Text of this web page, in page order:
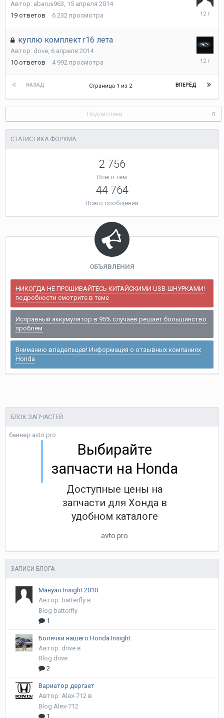
Автор: abarus963, 15 апреля 2014
19 ответов 6 232 просмотра
22
куплю комплект r16 лета
Автор: dove, 6 апреля 2014
10 ответов 4 992 просмотра
21
2014
НАЗАД ВПЕРЁД
Страница 1 из 2
Подписчики 0
СТАТИСТИКА ФОРУМА
2 756
Всего тем
44 764
Всего сообщений
ОБЪЯВЛЕНИЯ
НИКОГДА НЕ ПРОШИВАЙТЕСЬ КИТАЙСКИМИ USB-ШНУРКАМИ!
подробности смотрите в теме
Исправный аккумулятор в 95% случаев решает большинство
проблем
Вниманию владельцев! Информация о отзывных компаниях
Honda
БЛОК ЗАПЧАСТЕЙ
баннер avto.pro
Выбирайте
запчасти на Honda
Доступные цены на
запчасти для Хонда в
удобном каталоге
avto.pro
ЗАПИСИ БЛОГА
Мануал Insight 2010
Автор: batterfly в
Blog batterfly
1
Болячки нашего Honda Insight
Автор: drive в
Blog drive
2
Вариатор дергает
Автор: Alex-712 в
Blog Alex-712
1